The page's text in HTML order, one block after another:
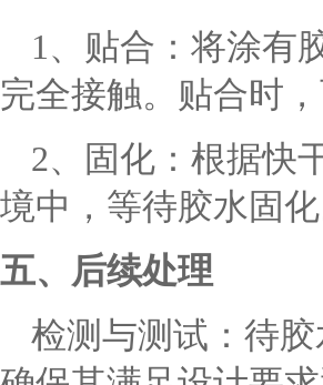
1、贴合：将涂有
完全接触。贴合时
2、固化：根据快
境中，等待胶水固化
五、后续处理
检测与测试：待